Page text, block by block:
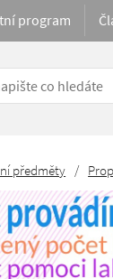
program
předměty /